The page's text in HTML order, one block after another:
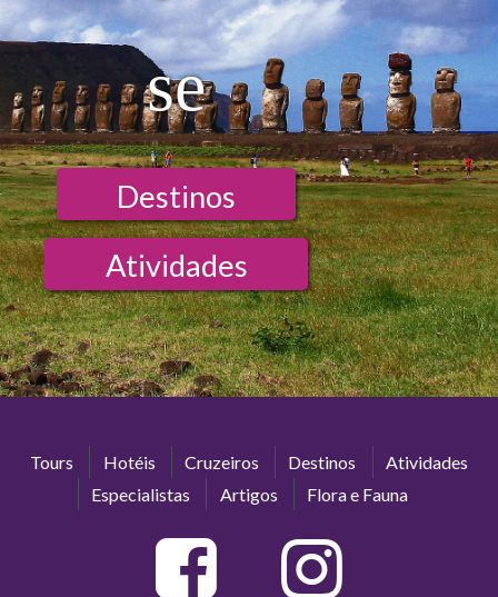
se
Destinos
Atividades
Tours Hotéis Cruzeiros Destinos
Atividades
Especialistas
Artigos Flora e Fauna